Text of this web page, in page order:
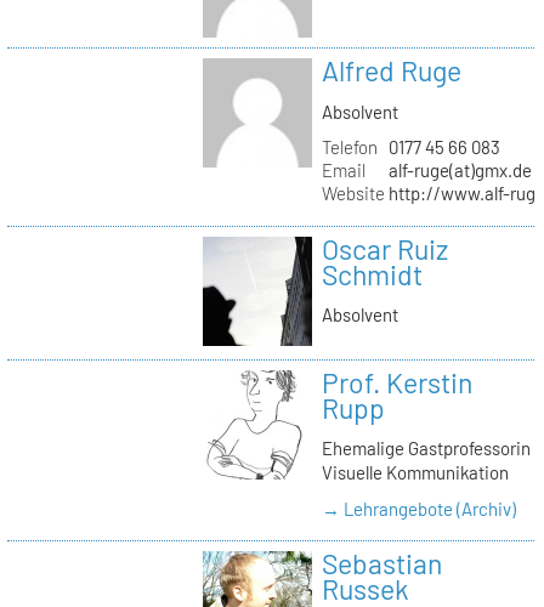
Alfred Ruge
Absolvent
Telefon
0177 45 66 083
Email
alf-ruge(at)gmx.de
Website http://www.alf-
Oscar Ruiz
Schmidt
Absolvent
Prof. Kerstin
Rupp
Ehemalige Gastprofessorin
Visuelle Kommunikation
→ Lehrangebote (Archiv)
Sebastian
Russek